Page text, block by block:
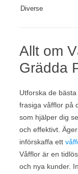
Diverse
Allt om
Grädda
Utforska de
frasiga våfflor på
som hjälper dig
och effektivt.
införskaffa ett
Våfflor är en
och nya kunder.